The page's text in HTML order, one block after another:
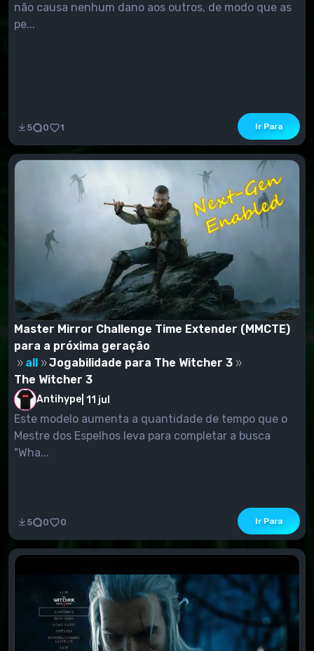
não causa nenhum dano aos outros, de modo que as
pe...
5 0 1 Ir Para
Master Mirror Challenge Time Extender (MMCTE)
para a próxima geração
all
Jogabilidade para The Witcher 3
The Witcher 3
Antihype 11 jul
Este modelo aumenta a quantidade de tempo que o
Mestre dos Espelhos leva para completar a busca
"Wha...
5 0 0 Ir Para